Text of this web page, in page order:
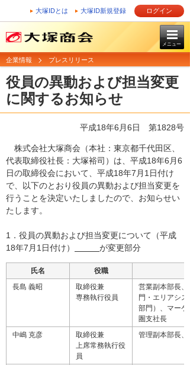
大塚IDとは 大塚ID新規登録 ログイン
メニュー
企業情報 プレスリリース
役員の異動および担当変更
に関するお知らせ
平成18年6月6日 第1828号
株式会社大塚商会（本社：東京都千代田区、
代表取締役社長：大塚裕司）は、平成18年6月6
日の取締役会において、平成18年7月1日付け
で、以下のとおり役員の異動および担当変更を
行うことを決定いたしましたので、お知らせい
たします。
1．役員の異動および担当変更について（平成
18年7月1日付け）
が変更部分
氏名
役職
長島 義昭
取締役兼
専務執行役員
営業副本部長、
門・エリアシ
部門）、マー
圏支社長
中嶋 克彦
取締役兼
上席常務執行役
員
管理副本部長、